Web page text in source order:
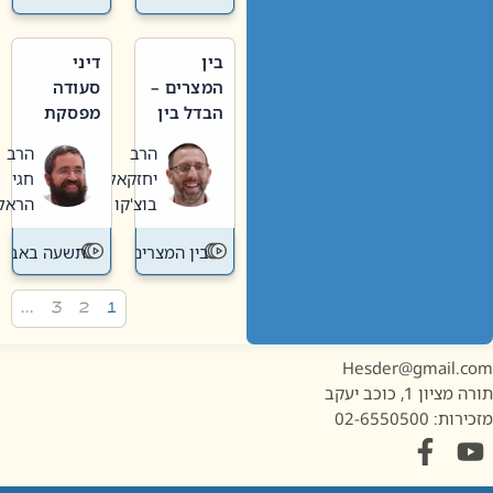
בין
המצרים –
הבדל בין
חדשה
לישנה
הרב
יחזקאל
בוצ'קו
בין המצרים
דיני
סעודה
מפסקת
תשעה
באב
הרב
חגי
הראל
תשעה באב
1, כוכב יעקב
02-6550500